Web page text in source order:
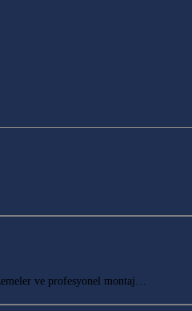
ve profesyonel montaj…